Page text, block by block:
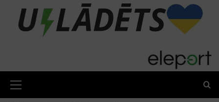
content
Menu